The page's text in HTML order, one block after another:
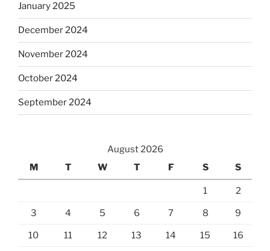
January 2025
December 2024
November 2024
October 2024
September 2024
August 2026
M
T W T F S S
1 2
3 4 5 6 7 8 9
10 11 12 13 14 15 16